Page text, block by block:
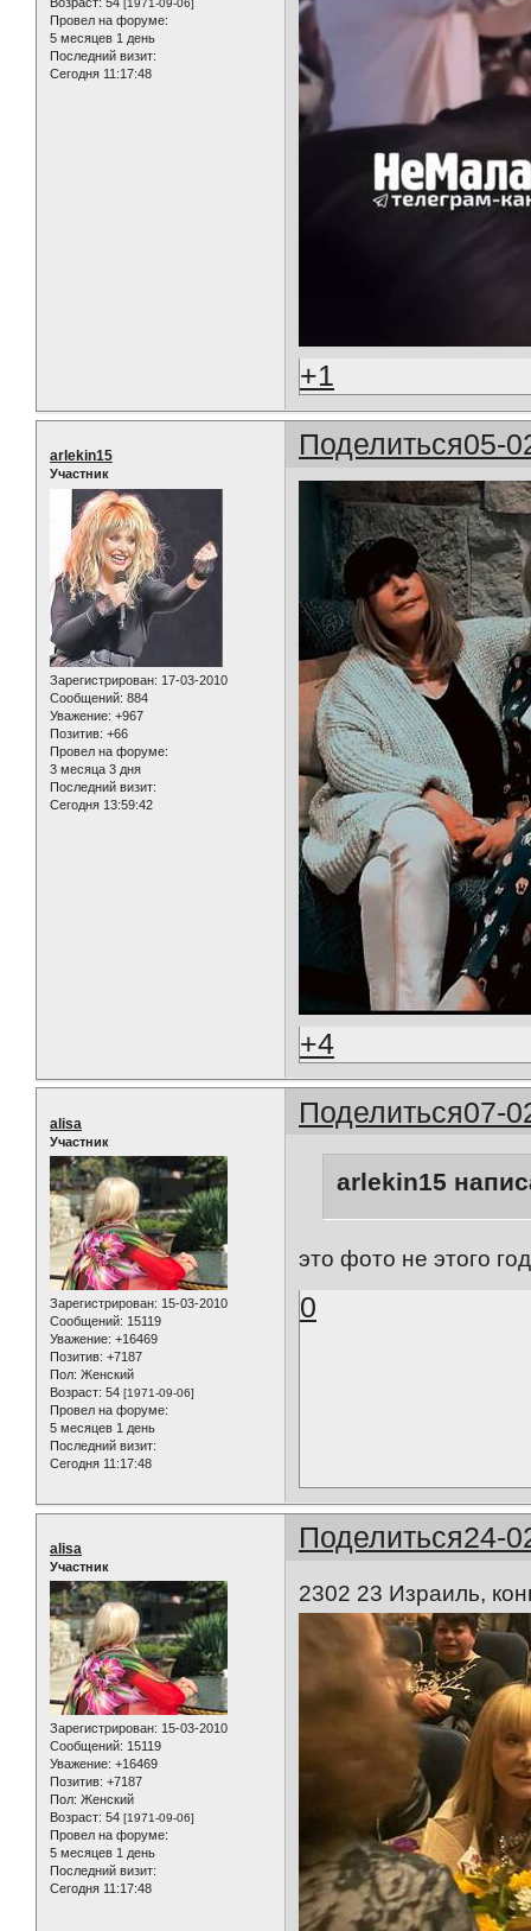
[1971-09-06]
Провел на форуме:
5 месяцев 1 день
Последний визит:
Сегодня 11:17:48
+1
Поделиться05-
arlekin15
Участник
Зарегистрирован: 17-03-2010
Сообщений: 884
Уважение: +967
Позитив: +66
Провел на форуме:
3 месяца 3 дня
Последний визит:
Сегодня 13:59:42
+4
Поделиться07-
alisa
Участник
Зарегистрирован: 15-03-2010
Сообщений: 15119
Уважение: +16469
Позитив: +7187
Пол: Женский
Возраст: 54 [1971-09-06]
Провел на форуме:
5 месяцев 1 день
Последний визит:
Сегодня 11:17:48
arlekin15
это фото не этого
0
Поделиться24-
alisa
Участник
Зарегистрирован: 15-03-2010
Сообщений: 15119
Уважение: +16469
Позитив: +7187
Пол: Женский
Возраст: 54 [1971-09-06]
Провел на форуме:
5 месяцев 1 день
Последний визит:
Сегодня 11:17:48
2302 23 Израиль,